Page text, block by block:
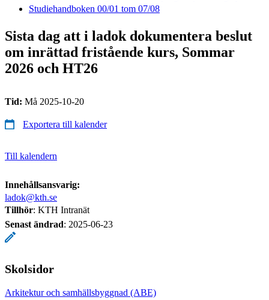
Studiehandboken 00/01 tom 07/08
Sista dag att i ladok dokumentera beslut
om inrättad fristående kurs, Sommar
2026 och HT26
Tid: Må 2025-10-20
Exportera till kalender
Till kalendern
Innehållsansvarig:
ladok@kth.se
Tillhör: KTH Intranät
Senast ändrad: 2025-06-23
Skolsidor
Arkitektur och samhällsbyggnad (ABE)